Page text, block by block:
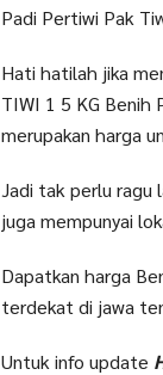
Padi Pertiwi Pak
Hati hatilah jika
TIWI 1 5 KG Benih
merupakan harga
Jadi tak perlu ragu
juga mempunyai
Dapatkan harga
terdekat di jawa
Untuk info update